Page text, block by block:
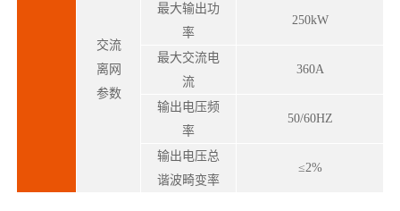
交流
离网
参数
最大输出功
率
250kW
最大交流电
流
360A
输出电压频
率
50/60HZ
输出电压总
谐波畸变率
≤2%